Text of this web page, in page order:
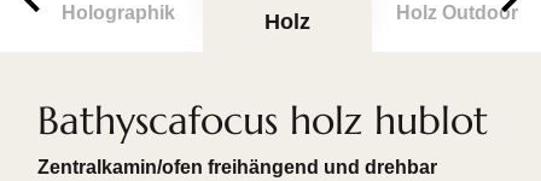
Holographik Holz Holz Outdoor
Bathyscafocus holz hublot
Zentralkamin/ofen freihängend und drehbar